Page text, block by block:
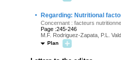
· Regarding: Nutritional
Concernant : facteurs
Page :245-246
M.F. Rodriguez-Zapata, P.L.
Plan